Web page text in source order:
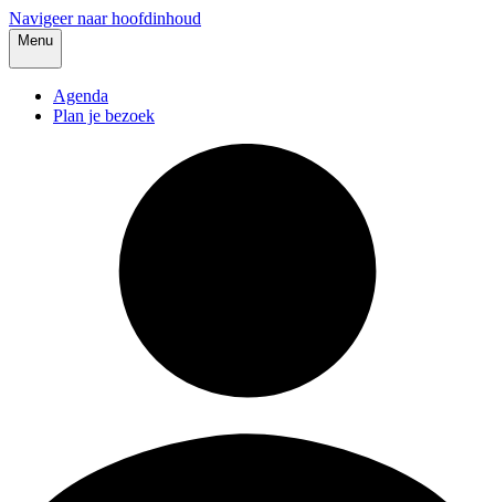
Navigeer naar hoofdinhoud
Menu
Agenda
Plan je bezoek